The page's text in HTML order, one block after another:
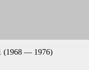
(1968 — 1976)